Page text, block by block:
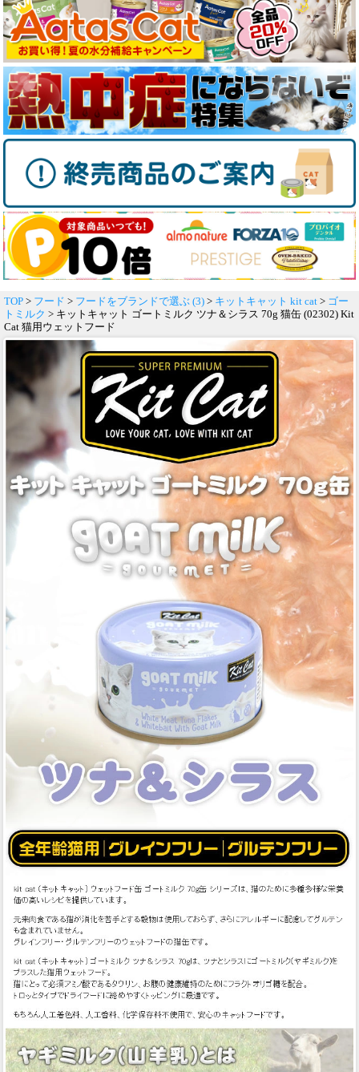
TOP > フード > フードをブランドで選ぶ (3) > キットキャット kit cat > ゴー
トミルク > キットキャット ゴートミルク ツナ＆シラス 70g 猫缶 (02302) Kit
Cat 猫用ウェットフード